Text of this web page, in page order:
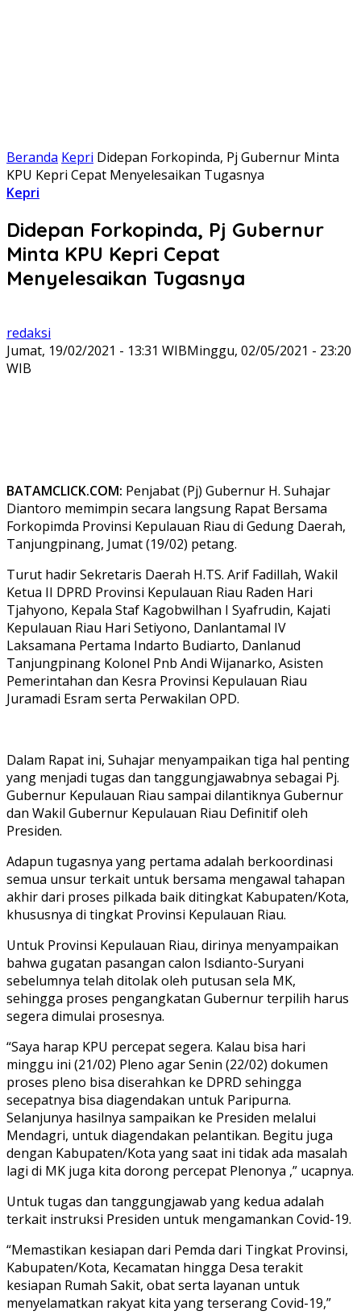
Beranda Kepri Didepan Forkopinda, Pj Gubernur Minta
KPU Kepri Cepat Menyelesaikan Tugasnya
Kepri
Didepan Forkopinda, Pj Gubernur
Minta KPU Kepri Cepat
Menyelesaikan Tugasnya
redaksi
Jumat, 19/02/2021 - 13:31 WIBMinggu, 02/05/2021 - 23:20
WIB
BATAMCLICK.COM: Penjabat (Pj) Gubernur H. Suhajar
Diantoro memimpin secara langsung Rapat Bersama
Forkopimda Provinsi Kepulauan Riau di Gedung Daerah,
Tanjungpinang, Jumat (19/02) petang.
Turut hadir Sekretaris Daerah H.TS. Arif Fadillah, Wakil
Ketua II DPRD Provinsi Kepulauan Riau Raden Hari
Tjahyono, Kepala Staf Kagobwilhan I Syafrudin, Kajati
Kepulauan Riau Hari Setiyono, Danlantamal IV
Laksamana Pertama Indarto Budiarto, Danlanud
Tanjungpinang Kolonel Pnb Andi Wijanarko, Asisten
Pemerintahan dan Kesra Provinsi Kepulauan Riau
Juramadi Esram serta Perwakilan OPD.
Dalam Rapat ini, Suhajar menyampaikan tiga hal penting
yang menjadi tugas dan tanggungjawabnya sebagai Pj.
Gubernur Kepulauan Riau sampai dilantiknya Gubernur
dan Wakil Gubernur Kepulauan Riau Definitif oleh
Presiden.
Adapun tugasnya yang pertama adalah berkoordinasi
semua unsur terkait untuk bersama mengawal tahapan
akhir dari proses pilkada baik ditingkat Kabupaten/Kota,
khususnya di tingkat Provinsi Kepulauan Riau.
Untuk Provinsi Kepulauan Riau, dirinya menyampaikan
bahwa gugatan pasangan calon Isdianto-Suryani
sebelumnya telah ditolak oleh putusan sela MK,
sehingga proses pengangkatan Gubernur terpilih harus
segera dimulai prosesnya.
“Saya harap KPU percepat segera. Kalau bisa hari
minggu ini (21/02) Pleno agar Senin (22/02) dokumen
proses pleno bisa diserahkan ke DPRD sehingga
secepatnya bisa diagendakan untuk Paripurna.
Selanjunya hasilnya sampaikan ke Presiden melalui
Mendagri, untuk diagendakan pelantikan. Begitu juga
dengan Kabupaten/Kota yang saat ini tidak ada masalah
lagi di MK juga kita dorong percepat Plenonya ,” ucapnya.
Untuk tugas dan tanggungjawab yang kedua adalah
terkait instruksi Presiden untuk mengamankan Covid-19.
“Memastikan kesiapan dari Pemda dari Tingkat Provinsi,
Kabupaten/Kota, Kecamatan hingga Desa terakit
kesiapan Rumah Sakit, obat serta layanan untuk
menyelamatkan rakyat kita yang terserang Covid-19,”